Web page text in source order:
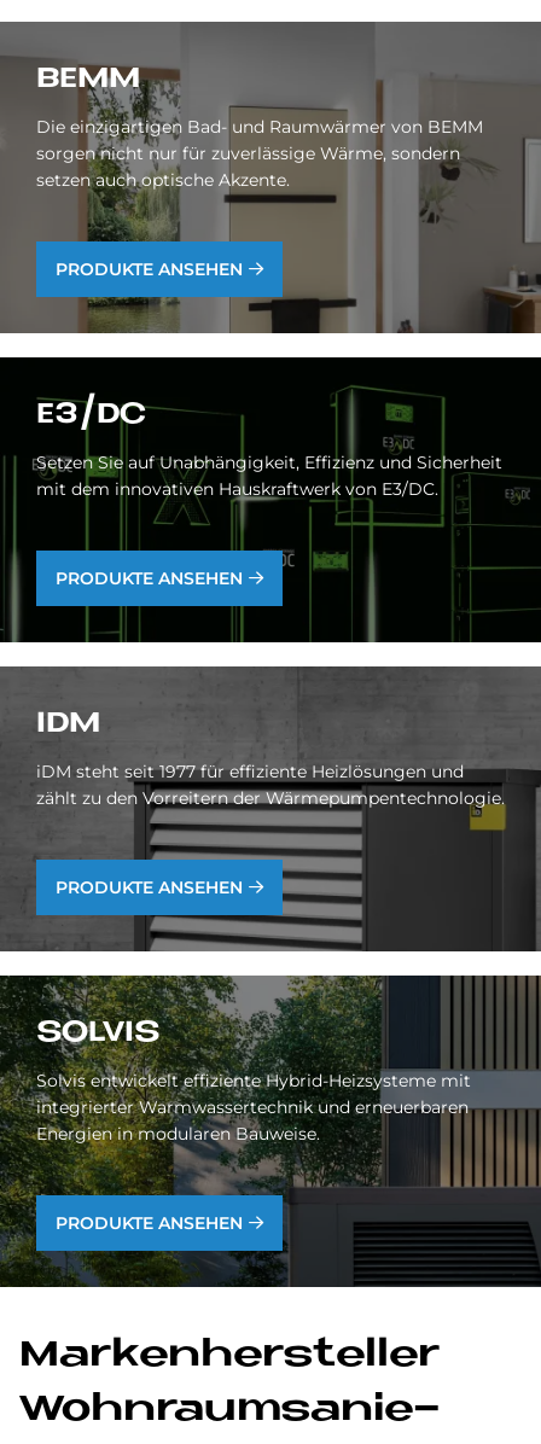
BEMM
Die einzigartigen Bad- und Raumwärmer von BEMM
sorgen nicht nur für zuverlässige Wärme, sondern
setzen auch optische Akzente.
PRODUKTE ANSEHEN
E3/DC
Setzen Sie auf Unabhängigkeit, Effizienz und Sicherheit
mit dem innovativen Hauskraftwerk von E3/DC.
PRODUKTE ANSEHEN
IDM
iDM steht seit 1977 für effiziente Heizlösungen und
zählt zu den Vorreitern der Wärmepumpentechnologie.
PRODUKTE ANSEHEN
SOL­VIS
Solvis entwickelt effiziente Hybrid-Heizsysteme mit
integrierter Warmwassertechnik und erneuerbaren
Energien in modularen Bauweise.
PRODUKTE ANSEHEN
Mar­ken­her­stel­ler
Wohn­raumsa­nie­